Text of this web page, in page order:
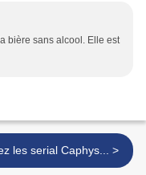
bière sans alcool. Elle est
chez les serial Caphys... >